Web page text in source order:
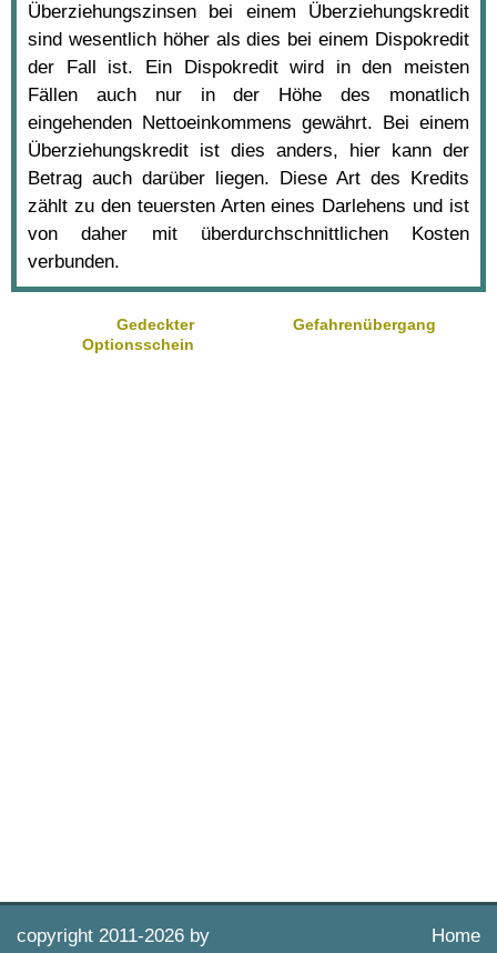
Überziehungszinsen bei einem Überziehungskredit
sind wesentlich höher als dies bei einem Dispokredit
der Fall ist. Ein Dispokredit wird in den meisten
Fällen auch nur in der Höhe des monatlich
eingehenden Nettoeinkommens gewährt. Bei einem
Überziehungskredit ist dies anders, hier kann der
Betrag auch darüber liegen. Diese Art des Kredits
zählt zu den teuersten Arten eines Darlehens und ist
von daher mit überdurchschnittlichen Kosten
verbunden.
Gedeckter
Optionsschein
Gefahrenübergang
copyright 2011-2026 by
Home